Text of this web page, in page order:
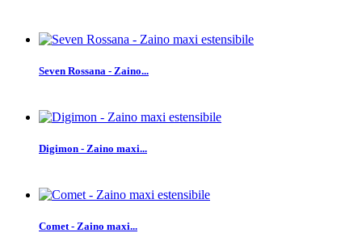
Seven Rossana - Zaino...
Digimon - Zaino maxi...
Comet - Zaino maxi...